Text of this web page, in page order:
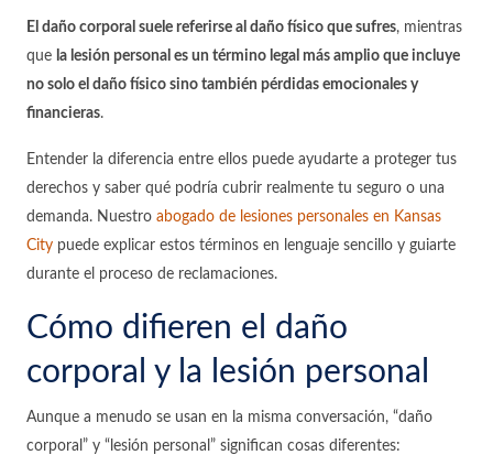
El daño corporal suele referirse al daño físico que sufres, mientras
que la lesión personal es un término legal más amplio que incluye
no solo el daño físico sino también pérdidas emocionales y
financieras.
Entender la diferencia entre ellos puede ayudarte a proteger tus
derechos y saber qué podría cubrir realmente tu seguro o una
demanda. Nuestro abogado de lesiones personales en Kansas
City puede explicar estos términos en lenguaje sencillo y guiarte
durante el proceso de reclamaciones.
Cómo difieren el daño
corporal y la lesión personal
Aunque a menudo se usan en la misma conversación, “daño
corporal” y “lesión personal” significan cosas diferentes: